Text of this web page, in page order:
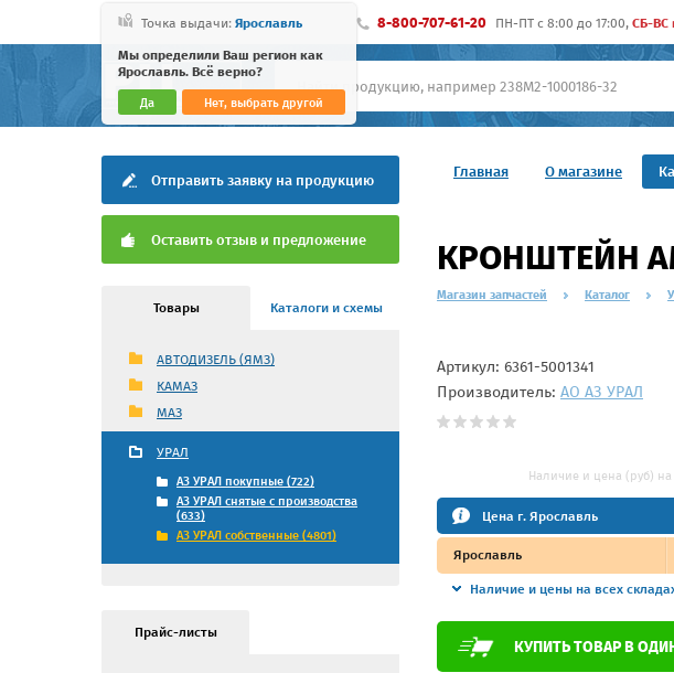
Точка выдачи: Ярославль
Мы определили Ваш регион как
Ярославль. Всё верно?
Да Нет, выбрать другой
8-800-707-61-20 ПН-ПТ c 8:00 до 17:00, СБ-ВС
Главная О магазине
Отправить заявку на продукцию
Оставить отзыв и предложение
Товары Каталоги и схемы
АВТОДИЗЕЛЬ (ЯМЗ)
КАМАЗ
МАЗ
УРАЛ
АЗ УРАЛ покупные (722)
АЗ УРАЛ снятые с производства
(633)
АЗ УРАЛ собственные (4801)
Прайс-листы
КРОНШТЕЙН
Магазин запчастей Каталог
Артикул: 6361-5001341
Производитель: АО АЗ УРАЛ
Наличие и цена (руб)
Цена г. Ярославль
Ярославль
Наличие и цены на всех
КУПИТЬ ТОВАР В